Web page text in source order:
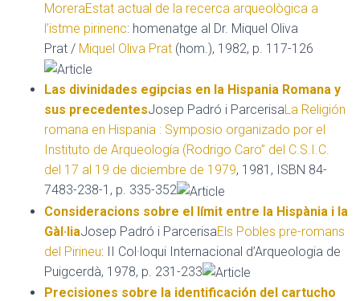
MoreraEstat actual de la recerca arqueològica a
l’istme pirinenc: homenatge al Dr. Miquel Oliva
Prat / Miquel Oliva Prat (hom.), 1982, p. 117-126
Las divinidades egipcias en la Hispania Romana y
sus precedentesJosep Padró i ParcerisaLa Religión
romana en Hispania : Symposio organizado por el
Instituto de Arqueología (Rodrigo Caro” del C.S.I.C.
del 17 al 19 de diciembre de 1979, 1981, ISBN 84-
7483-238-1, p. 335-352
Consideracions sobre el límit entre la Hispània i la
Gàl·liaJosep Padró i ParcerisaEls Pobles pre-romans
del Pirineu: II Col·loqui Internacional d’Arqueologia de
Puigcerdà, 1978, p. 231-233
Precisiones sobre la identificación del cartucho